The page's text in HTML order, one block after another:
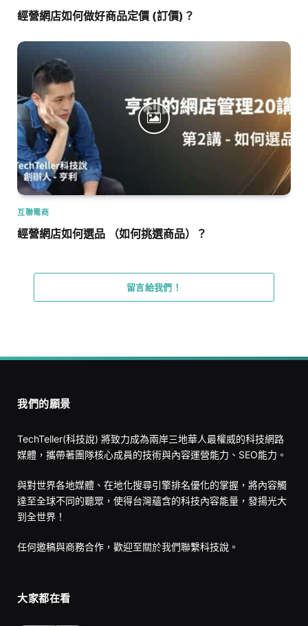
經營網店如何做好商品定價 (訂價)？
互聯電商
經營網店如何選品 （如何挑選商品）？
留言給我們！
我們的願景
TechTeller(科技說) 將致力成為兩岸三地華人最權威的科技網路
媒體，攜帶著團隊核心成員的技術與內容運營能力、SEO能力。
與對世界各地媒體、在地化搜尋引擎排名優化的掌握，將內容觸
達至全球不同的聽眾，使得台灣蘊含的科技內容能量，發揚光大
到全世界！
任何邀稿與商務合作，歡迎至關於我們聯繫科技說。
大家都在看